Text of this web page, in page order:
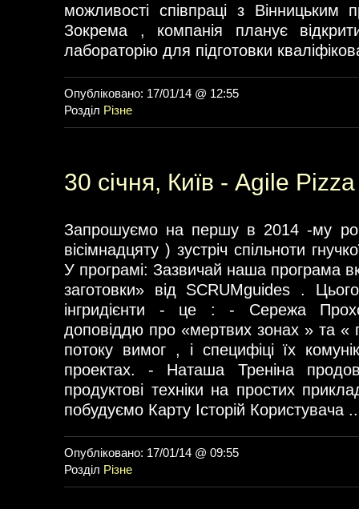
можливості співпраці з
Зокрема , компанія планує
лабораторію для підготовки
Опубліковано: 17/01/14 @ 12:55
Розділ Різне
30 січня, Київ - Agile
Запрошуємо на першу в 2014 -му
вісімнадцяту ) зустріч спільноти
У програмі: Зазвичай наша програма
заготовки» від SCRUMguides .
інгридієнти - це : - Сережа
доповіддю про «мертвих зонах » та «
потоку вимог , і специфіці їх
проектах. - Наташа Треніна
продуктові техніки на простих
побудуємо Карту Історій Користувача ..
Опубліковано: 17/01/14 @ 09:55
Розділ Різне